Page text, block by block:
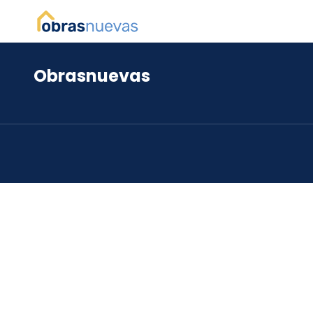
*
Obrasnuevas